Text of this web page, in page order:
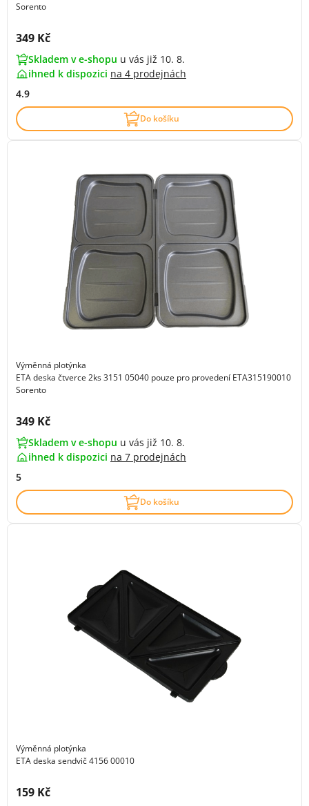
Sorento
Cena s DPH:
349 Kč
Skladem v e-shopu u vás již 10. 8.
ihned k dispozici na 4 prodejnách
4.9
Do košíku
Výměnná plotýnka
ETA deska čtverce 2ks 3151 05040 pouze pro provedení ETA315190010
Sorento
Cena s DPH:
349 Kč
Skladem v e-shopu u vás již 10. 8.
ihned k dispozici na 7 prodejnách
5
Do košíku
Výměnná plotýnka
ETA deska sendvič 4156 00010
Cena s DPH:
159 Kč